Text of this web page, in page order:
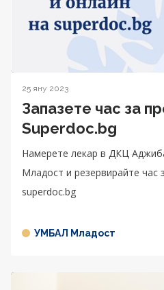
25 яну 2023
Запазете час за
Superdoc.bg
Намерете лекар в ДКЦ
Младост и резервирайте час
superdoc.bg
УМБАЛ Младост